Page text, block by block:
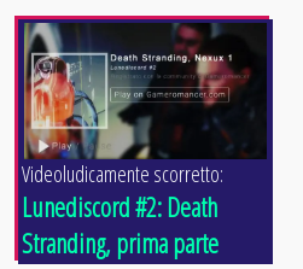
Videoludicamente scorretto:
Lunediscord #2: Death
Stranding, prima parte